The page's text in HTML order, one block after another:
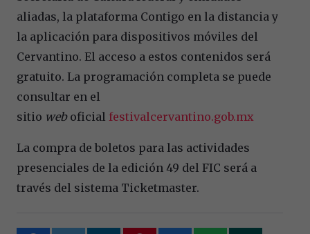
aliadas, la plataforma Contigo en la distancia y
la aplicación para dispositivos móviles del
Cervantino. El acceso a estos contenidos será
gratuito. La programación completa se puede
consultar en el
sitio weboficial festivalcervantino.gob.mx
La compra de boletos para las actividades
presenciales de la edición 49 del FIC será a
través del sistema Ticketmaster.